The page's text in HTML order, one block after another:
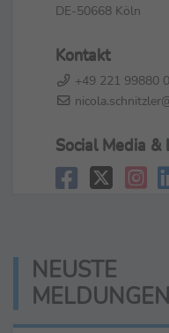
DE-50668 Köln
Kontakt
+49 221 99880 0
Social Media &
NEUSTE
MELDUNGEN